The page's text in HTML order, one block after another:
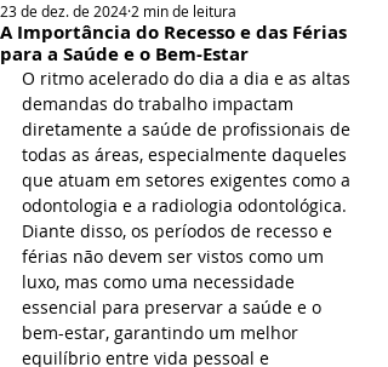
A Importância do Recesso e das Férias
para a Saúde e o Bem-Estar
23 de dez. de 2024 2 min de leitura
O ritmo acelerado do dia a dia e as altas
demandas do trabalho impactam
diretamente a saúde de profissionais de
todas as áreas, especialmente daqueles
que atuam em setores exigentes como a
odontologia e a radiologia odontológica.
Diante disso, os períodos de recesso e
férias não devem ser vistos como um
luxo, mas como uma necessidade
essencial para preservar a saúde e o
bem-estar, garantindo um melhor
equilíbrio entre vida pessoal e